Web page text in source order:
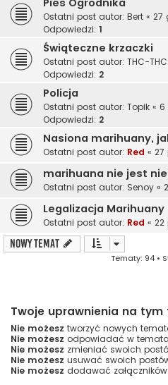
Pies Ogrodnika
Ostatni post autor: Bert « 27
Odpowiedzi: 1
Świąteczne krzaczki
Ostatni post autor: THC-THC
Odpowiedzi: 2
Policja
Ostatni post autor: Topik « 6
Odpowiedzi: 2
Nasiona marihuany,
Ostatni post autor: Red « 27
marihuana nie jest
Ostatni post autor: Senoy «
Legalizacja Marihuany
Ostatni post autor: Red « 22
NOWY TEMAT
Tematy: 94 •
Twoje uprawnienia na tym
Nie możesz tworzyć nowych
Nie możesz odpowiadać w
Nie możesz zmieniać swoich
Nie możesz usuwać swoich
Nie możesz dodawać załączników